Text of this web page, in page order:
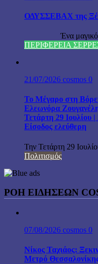
ΟΔΥΣΣΕΒΑΧ της
Ένα μαγικό ταξίδι
ΠΕΡΙΦΕΡΕΙΑ
21/07/2026 cosmos 0
Το Μέγαρο στη
Ελεωνόρα
Τετάρτη 29 Ιουλίου
Είσοδος ελεύθερη
Την Τετάρτη 29
Πολιτισμός
ΡΟΗ ΕΙΔΗΣΕΩΝ
07/08/2026 cosmos 0
Νίκος Ταχιάος:
Μετρό